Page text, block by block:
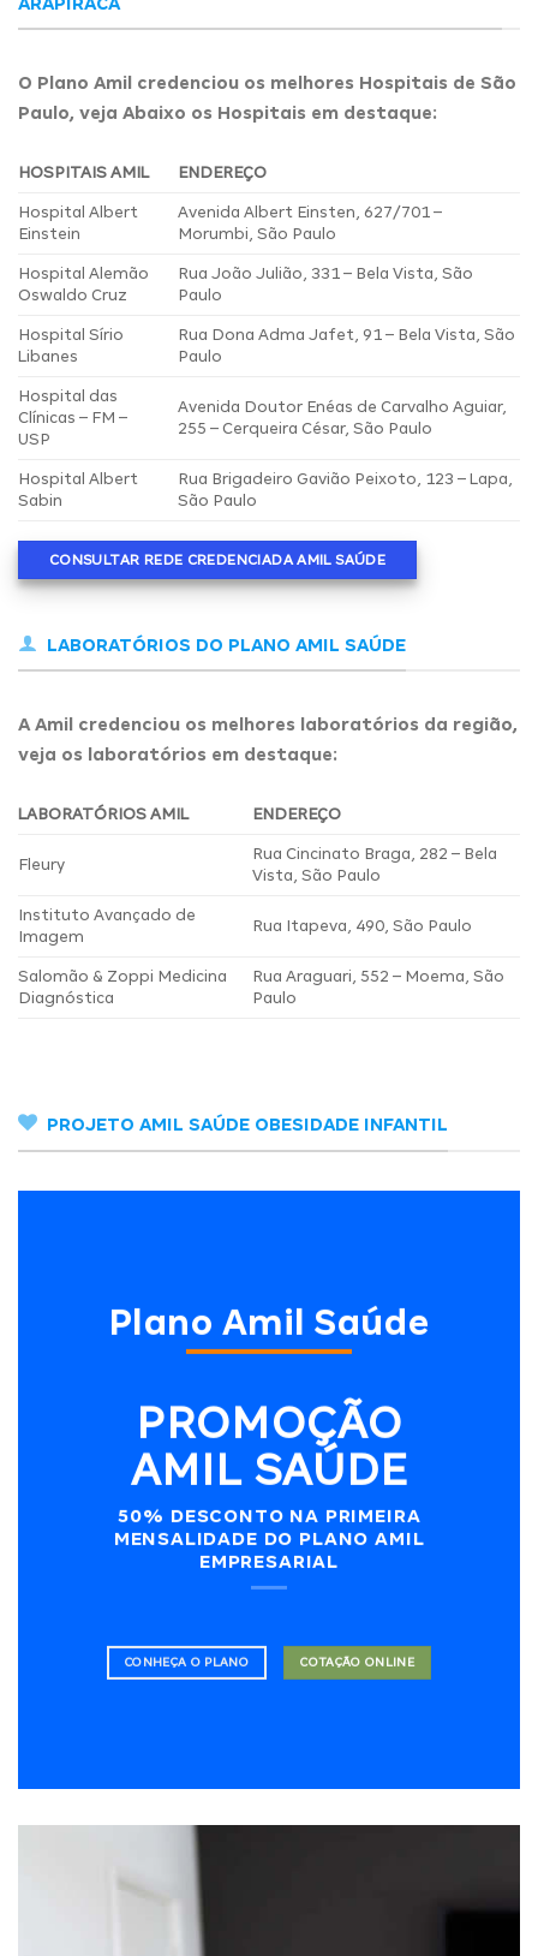
O Plano Amil credenciou os melhores Hospitais de São
Paulo, veja Abaixo os Hospitais em destaque:
HOSPITAIS AMIL ENDEREÇO
Hospital Albert
Einstein
Avenida Albert Einsten, 627/701 –
Morumbi, São Paulo
Hospital Alemão
Oswaldo Cruz
Rua João Julião, 331 – Bela Vista, São
Paulo
Hospital Sírio
Libanes
Rua Dona Adma Jafet, 91 – Bela Vista, São
Paulo
Hospital das
Clínicas – FM –
USP
Avenida Doutor Enéas de Carvalho Aguiar,
255 – Cerqueira César, São Paulo
Hospital Albert
Sabin
Rua Brigadeiro Gavião Peixoto, 123 – Lapa,
São Paulo
CONSULTAR REDE CREDENCIADA AMIL SAÚDE
LABORATÓRIOS DO PLANO AMIL SAÚDE
A Amil credenciou os melhores laboratórios da região,
veja os laboratórios em destaque:
LABORATÓRIOS AMIL ENDEREÇO
Fleury
Rua Cincinato Braga, 282 – Bela
Vista, São Paulo
Instituto Avançado de
Imagem
Rua Itapeva, 490, São Paulo
Salomão & Zoppi Medicina
Diagnóstica
Rua Araguari, 552 – Moema, São
Paulo
PROJETO AMIL SAÚDE OBESIDADE INFANTIL
Plano Amil Saúde
PROMOÇÃO
AMIL SAÚDE
50% DESCONTO NA PRIMEIRA
MENSALIDADE DO PLANO AMIL
EMPRESARIAL
CONHEÇA O PLANO COTAÇÃO ONLINE